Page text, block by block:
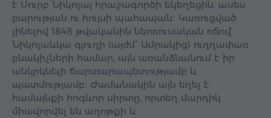
է Սուրբ Նիկոլայ հրաշագործի եկեղեցին, ասես
բարության ու հույսի պահապան։ Կառուցված
լինելով 1848 թվականին նեոռուսական ոճով՝
Նիկոլաևկա գյուղի (այժմ՝ Ամրակից) ուղղափառ
բնակիչների համար, այն առանձնանում է իր
անկրկնելի ճարտարապետությամբ և
պատմությամբ։ Ժամանակին այն եղել է
համայնքի հոգևոր սիրտը, որտեղ մարդիկ
միավորվել են աղոթքի և